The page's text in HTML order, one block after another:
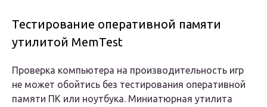
Тестирование оперативной памяти
утилитой MemTest
Проверка компьютера на производительность игр
не может обойтись без тестирования оперативной
памяти ПК или ноутбука. Миниатюрная утилита